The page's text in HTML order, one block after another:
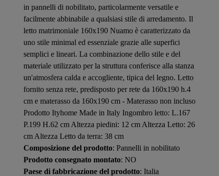
in pannelli di nobilitato, particolarmente versatile e
facilmente abbinabile a qualsiasi stile di arredamento. Il
letto matrimoniale 160x190 Nuamo è caratterizzato da
uno stile minimal ed essenziale grazie alle superfici
semplici e lineari. La combinazione dello stile e del
materiale utilizzato per la struttura conferisce alla stanza
un'atmosfera calda e accogliente, tipica del legno. Letto
fornito senza rete, predisposto per rete da 160x190 h.4
cm e materasso da 160x190 cm - Materasso non incluso
Prodotto Ityhome Made in Italy Ingombro letto: L.167
P.199 H.62 cm Altezza piedini: 12 cm Altezza Letto: 26
cm Altezza Letto da terra: 38 cm
Composizione del prodotto: Pannelli in nobilitato
Prodotto consegnato montato: NO
Paese di fabbricazione del prodotto: Italia